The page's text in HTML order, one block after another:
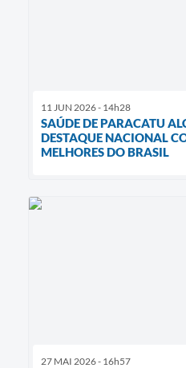
11 JUN 2026 - 14h28
SAÚDE DE PARACATU
DESTAQUE NACIONAL
MELHORES DO BRASIL
27 MAI 2026 - 16h57